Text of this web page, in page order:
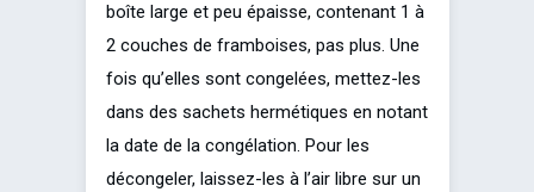
boîte large et peu épaisse, contenant 1 à
2 couches de framboises, pas plus. Une
fois qu’elles sont congelées, mettez-les
dans des sachets hermétiques en notant
la date de la congélation. Pour les
décongeler, laissez-les à l’air libre sur un